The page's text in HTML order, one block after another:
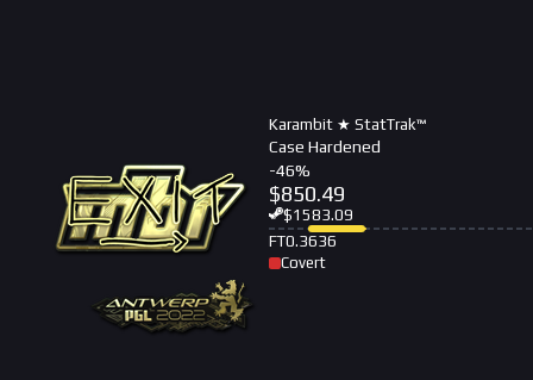
Karambit ★ StatTrak™
Case Hardened
-46%
$850.49
$1583.09
FT0.3636
Covert